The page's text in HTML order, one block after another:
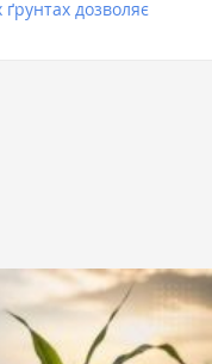
дозволяє